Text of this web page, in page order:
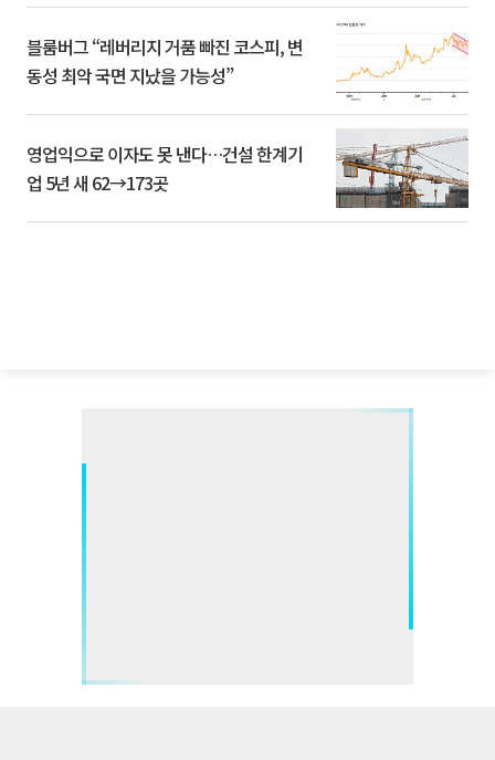
블룸버그 “레버리지 거품 빠진 코스피, 변
동성 최악 국면 지났을 가능성”
영업익으로 이자도 못 낸다…건설 한계기
업 5년 새 62→173곳